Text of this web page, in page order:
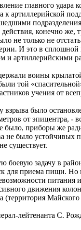
главного удара
артиллерийской
конечно же,
не только не
И это в
артиллерийскими
воины
той
учения от
было
от эпицентра,
было, приборы же
не было устойчивых
существует.
боевую задачу в
для приема пищи.
питания
движения
лейтенанта С.